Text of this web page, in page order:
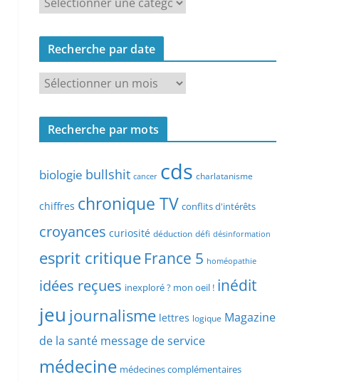
e
c
e
e
a
t
y
e
d
a
r
i
Recherche par date
e
c
r
h
p
a
d
a
t
e
Recherche par mots
biologie bullshit cancer cds charlatanisme
chiffres chronique TV conflits d'intérêts
croyances curiosité déduction défi désinformation
esprit critique France 5 homéopathie
idées reçues inexploré ? mon oeil ! inédit
jeu journalisme lettres logique Magazine
de la santé message de service
médecine médecines complémentaires